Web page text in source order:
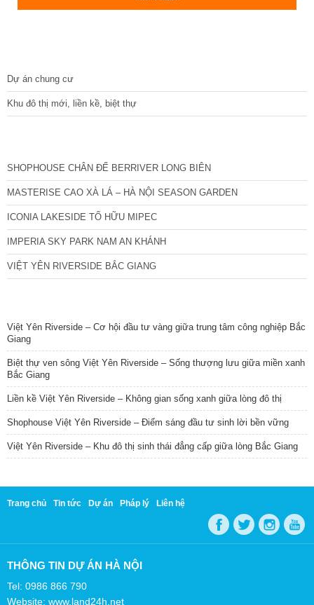
Dự án chung cư
Khu đô thị mới, liền kề, biệt thự
SHOPHOUSE CHÂN ĐẾ BERRIVER LONG BIÊN
MASTERISE CAO XÀ LÁ – HÀ NỘI SEASON GARDEN
ICONIA LAKESIDE TỐ HỮU MIPEC
IMPERIA SKY PARK NAM AN KHÁNH
VIỆT YÊN RIVERSIDE BẮC GIANG
Việt Yên Riverside – Cơ hội đầu tư vàng giữa trung tâm công nghiệp Bắc
Giang
Biệt thự ven sông Việt Yên Riverside – Sống thượng lưu giữa miền xanh
Bắc Giang
Liền kề Việt Yên Riverside – Không gian sống xanh giữa lòng đô thị
Shophouse Việt Yên Riverside – Điểm sáng đầu tư sinh lời bền vững
Việt Yên Riverside – Khu đô thị sinh thái đẳng cấp giữa lòng Bắc Giang
Trang chủ Tin tức Dự án Pháp lý Liên hệ
THÔNG TIN DỰ ÁN HÀ NỘI
Tel: 0986 866 790
Website: www.land24h.net